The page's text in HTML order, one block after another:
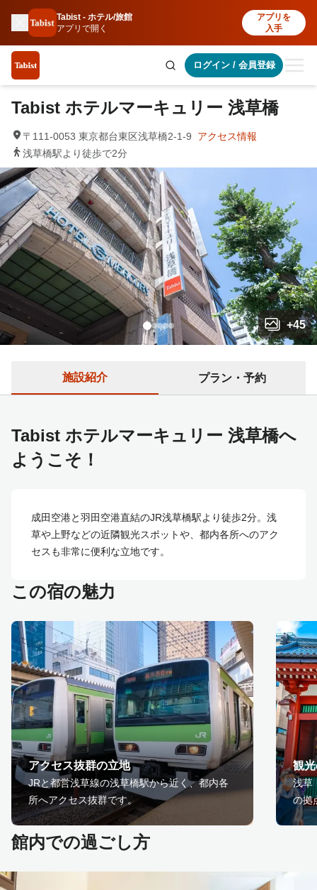
Tabist - ホテル/旅館
アプリで開く
アプリを
入手
ログイン/ 会員登録
+45
Tabist ホテルマーキュリー 浅草橋
〒111-0053 東京都台東区浅草橋2-1-9
アクセス情報
浅草橋駅より徒歩で2分
施設紹介 プラン・予約
Tabist ホテルマーキュリー 浅草橋へ
ようこそ！
成田空港と羽田空港直結のJR浅草橋駅より徒歩2分。浅
草や上野などの近隣観光スポットや、都内各所へのアク
セスも非常に便利な立地です。
この宿の魅力
アクセス抜群の立地
JRと都営浅草線の浅草橋駅から近く、都内各
所へアクセス抜群です。
観
浅草
の拠
館内での過ごし方